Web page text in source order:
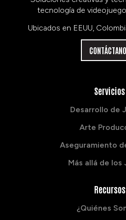
tecnología de
Ubicados en EEUU,
Servicios
Desarrollo de
Arte
Aseguramiento
Más allá de los
Recursos
¿Quiénes